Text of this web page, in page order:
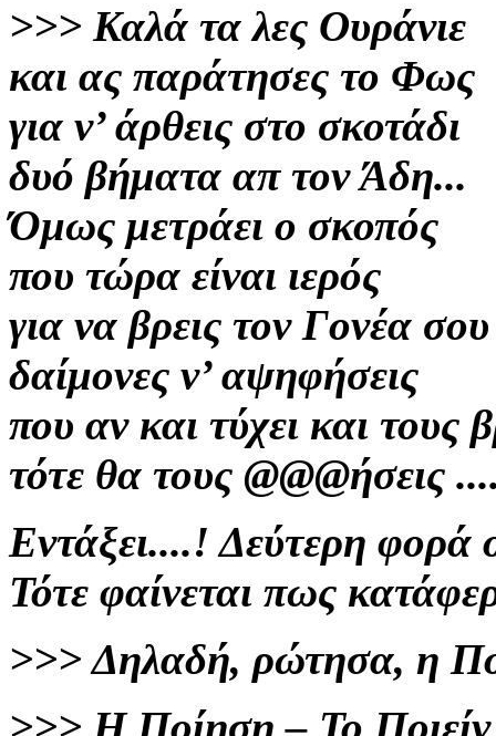
>>> Καλά τα λες Ουράνιε
και ας παράτησες το Φως
για ν’ άρθεις στο σκοτάδι
δυό βήματα απ τον Άδη...
Όμως μετράει ο σκοπός
που τώρα είναι ιερός
για να βρεις τον Γονέα σου
δαίμονες ν’ αψηφήσεις
που αν και τύχει και τους
τότε θα τους @@@ήσεις
Εντάξει....! Δεύτερη φορά
Τότε φαίνεται πως
>>> Δηλαδή, ρώτησα, η
>>> Η Ποίηση – Το